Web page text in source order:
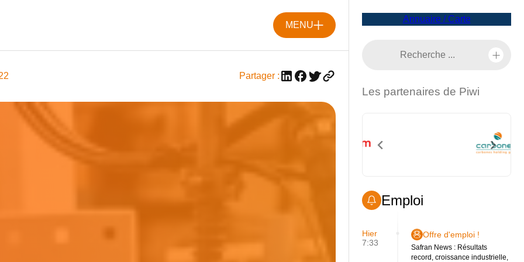
MENU
Partager :
Annuaire / Carte
Les partenaires de Piwi
Emploi
Hier
7:33
Offre d'emploi !
Safran News : Résultats
record, croissance industrielle,